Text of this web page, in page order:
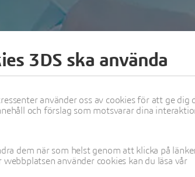
April 27th, 2022 | Göteborg | Sweden
3DS ska använda
använder oss av cookies för att ge
och förslag som motsvarar dina
dem när som helst genom att klicka på
använder cookies kan du läsa vår